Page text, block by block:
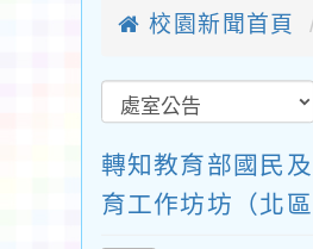
校園新聞首頁
轉知教育部國民
育工作坊坊（北區